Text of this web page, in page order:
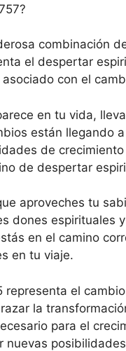
combinación
el despertar
con el
en tu vida,
están llegando
de
de despertar
aproveches tu
dones espirituales
en el camino
en tu viaje.
el
la
para el
nuevas